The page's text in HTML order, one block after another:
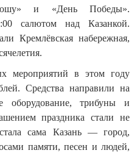
и «День Победы».
салютом над Казанкой.
Кремлёвская набережная,
мероприятий в этом году
Средства направили на
оборудование, трибуны и
праздника стали не
сама Казань — город,
памяти, песен и людей,